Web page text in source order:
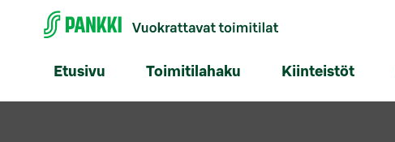
Etusivu Toimitilahaku Kiinteistöt